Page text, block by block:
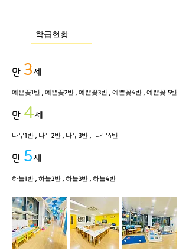
학급현황
만 3세
예쁜꽃1반 , 예쁜꽃2반 , 예쁜꽃3반 , 예쁜꽃4반 , 예쁜꽃 5반
만 4세
나무1반 , 나무2반 , 나무3반 , 나무4반
만 5세
하늘1반 , 하늘2반 , 하늘3반 , 하늘4반